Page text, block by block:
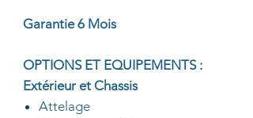
Garantie 6 Mois
OPTIONS ET EQUIPEMENTS :
Extérieur et Chassis
Attelage